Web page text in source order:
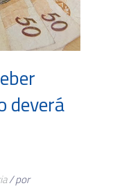
deverá
/ por